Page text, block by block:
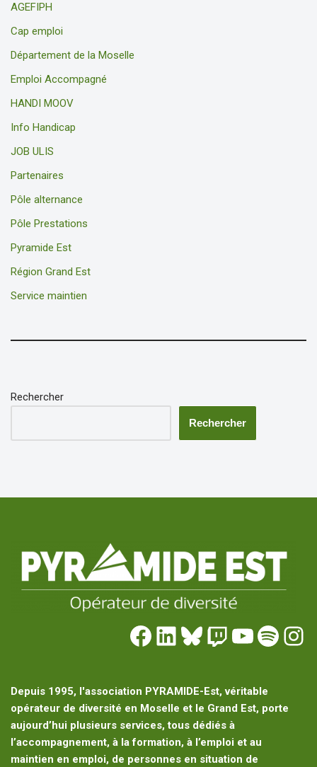
AGEFIPH
Cap emploi
Département de la Moselle
Emploi Accompagné
HANDI MOOV
Info Handicap
JOB ULIS
Partenaires
Pôle alternance
Pôle Prestations
Pyramide Est
Région Grand Est
Service maintien
Rechercher
Rechercher
Depuis 1995, l'association PYRAMIDE-Est, véritable
opérateur de diversité en Moselle et le Grand Est, porte
aujourd’hui plusieurs services, tous dédiés à
l’accompagnement, à la formation, à l’emploi et au
maintien en emploi, de personnes en situation de